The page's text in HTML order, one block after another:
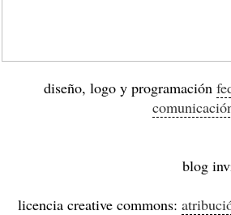
diseño, logo y programación
blog
licencia creative commons: